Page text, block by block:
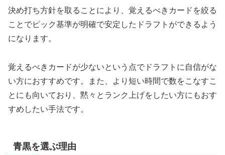
決め打ち方針を取ることにより、覚えるべきカードを絞る
ことでピック基準が明確で安定したドラフトができるよう
になります。
覚えるべきカードが少ないという点でドラフトに自信がな
い方におすすめです。また、より短い時間で数をこなすこ
とにも向いており、黙々とランク上げをしたい方にもおす
すめしたい手法です。
青黒を選ぶ理由